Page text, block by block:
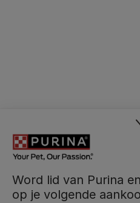
Word lid van Purina
op je volgende